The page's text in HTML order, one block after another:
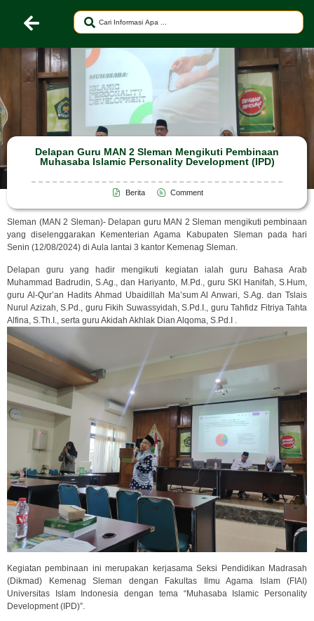
Delapan Guru MAN 2 Sleman Mengikuti Pembinaan
Muhasaba Islamic Personality Development (IPD)
Berita Comment
Sleman (MAN 2 Sleman)- Delapan guru MAN 2 Sleman mengikuti pembinaan
yang diselenggarakan Kementerian Agama Kabupaten Sleman pada hari
Senin (12/08/2024) di Aula lantai 3 kantor Kemenag Sleman.
Delapan guru yang hadir mengikuti kegiatan ialah guru Bahasa Arab
Muhammad Badrudin, S.Ag., dan Hariyanto, M.Pd., guru SKI Hanifah, S.Hum,
guru Al-Qur’an Hadits Ahmad Ubaidillah Ma’sum Al Anwari, S.Ag. dan Tslais
Nurul Azizah, S.Pd., guru Fikih Suwassyidah, S.Pd.I., guru Tahfidz Fitriya Tahta
Alfina, S.Th.I., serta guru Akidah Akhlak Dian Alqoma, S.Pd.I .
Kegiatan pembinaan ini merupakan kerjasama Seksi Pendidikan Madrasah
(Dikmad) Kemenag Sleman dengan Fakultas Ilmu Agama Islam (FIAI)
Universitas Islam Indonesia dengan tema “Muhasaba Islamic Personality
Development (IPD)”.